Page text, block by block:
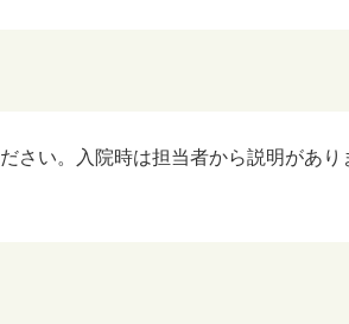
さい。入院時は担当者から説明があ